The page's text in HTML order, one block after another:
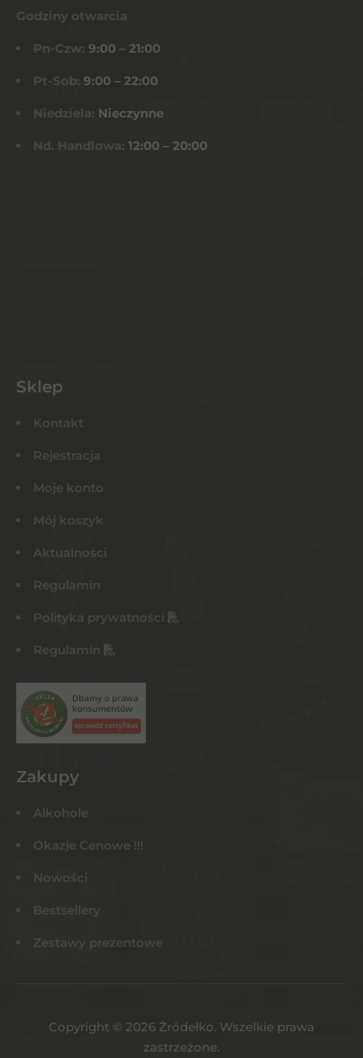
Godziny otwarcia
Pn-Czw: 9:00 – 21:00
Pt-Sob: 9:00 – 22:00
Niedziela: Nieczynne
Nd. Handlowa: 12:00 – 20:00
Sklep
Kontakt
Rejestracja
Moje konto
Mój koszyk
Aktualności
Regulamin
Polityka prywatności
Regulamin
Zakupy
Alkohole
Okazje Cenowe !!!
Nowości
Bestsellery
Zestawy prezentowe
Copyright © 2026 Żródełko. Wszelkie prawa
zastrzeżone.